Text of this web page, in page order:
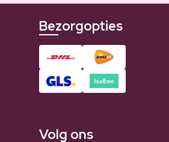
Bezorgopties
Volg ons